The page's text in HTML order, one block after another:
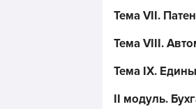
Тема VII.
Тема VIII.
Тема IX.
II модуль.